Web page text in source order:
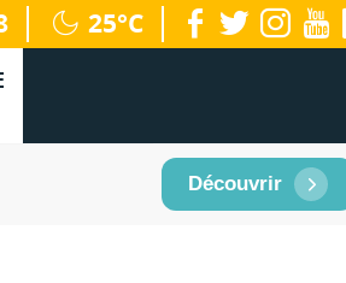
25°C facebook
twitter
territoire
Découvrir